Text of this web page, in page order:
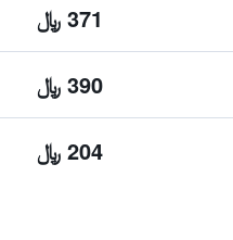
371 ﷼
390 ﷼
204 ﷼